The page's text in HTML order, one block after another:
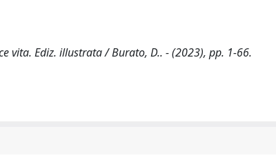
vita. Ediz. illustrata / Burato, D.. - (2023), pp. 1-66.